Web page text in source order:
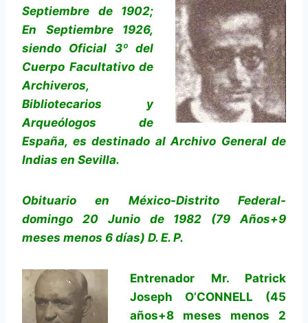
Septiembre de 1902;
En Septiembre 1926,
siendo Oficial 3º del
Cuerpo Facultativo de
Archiveros,
Bibliotecarios y
Arqueólogos de
España, es destinado al Archivo General de
Indias en Sevilla.
Obituario en México-Distrito Federal-
domingo 20 Junio de 1982 (79 Años+9
meses menos 6 días) D. E. P.
Entrenador Mr. Patrick
Joseph O’CONNELL (45
años+8 meses menos 2